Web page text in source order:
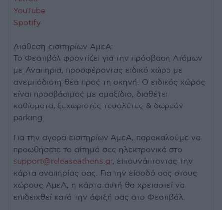
YouTube
Spotify
Διάθεση εισιτηρίων ΑμεΑ:
Το Φεστιβάλ φροντίζει για την πρόσβαση Ατόμων
με Αναπηρία, προσφέροντας ειδικό χώρο με
ανεμπόδιστη θέα προς τη σκηνή. Ο ειδικός χώρος
είναι προσβάσιμος με αμαξίδιο, διαθέτει
καθίσματα, ξεχωριστές τουαλέτες & δωρεάν
parking.
Για την αγορά εισιτηρίων ΑμεΑ, παρακαλούμε να
προωθήσετε το αίτημά σας ηλεκτρονικά στο
support@releaseathens.gr, επισυνάπτοντας την
κάρτα αναπηρίας σας. Για την είσοδό σας στους
χώρους ΑμεΑ, η κάρτα αυτή θα χρειαστεί να
επιδειχθεί κατά την άφιξή σας στο Φεστιβάλ.